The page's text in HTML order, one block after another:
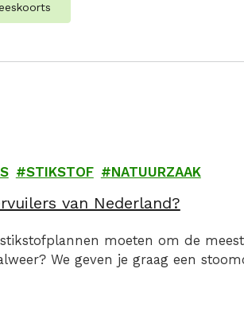
STIKSTOF NATUURZAAK
van Nederland?
moeten om de
We geven je graag een